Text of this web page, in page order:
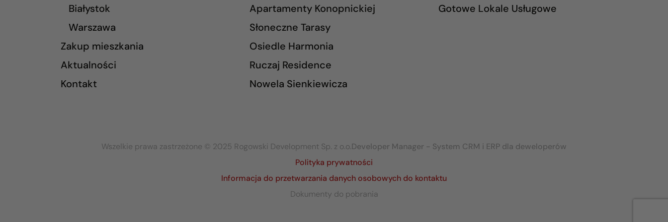
Białystok
Warszawa
Zakup mieszkania
Aktualności
Kontakt
Apartamenty Konopnickiej
Słoneczne Tarasy
Osiedle Harmonia
Ruczaj Residence
Nowela Sienkiewicza
Gotowe Lokale Usługowe
Wszelkie prawa zastrzeżone © 2025 Rogowski Development Sp. z o.o.Developer Manager - System CRM i ERP dla deweloperów
Polityka prywatności
Informacja do przetwarzania danych osobowych do kontaktu
Dokumenty do pobrania